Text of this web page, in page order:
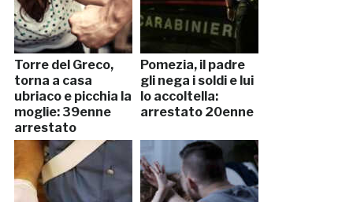
Torre del Greco,
torna a casa
ubriaco e picchia la
moglie: 39enne
arrestato
Pomezia, il padre
gli nega i soldi e lui
lo accoltella:
arrestato 20enne